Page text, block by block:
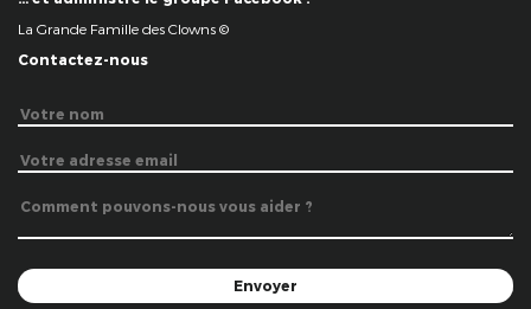
La Grande Famille des Clowns ©
Contactez-nous